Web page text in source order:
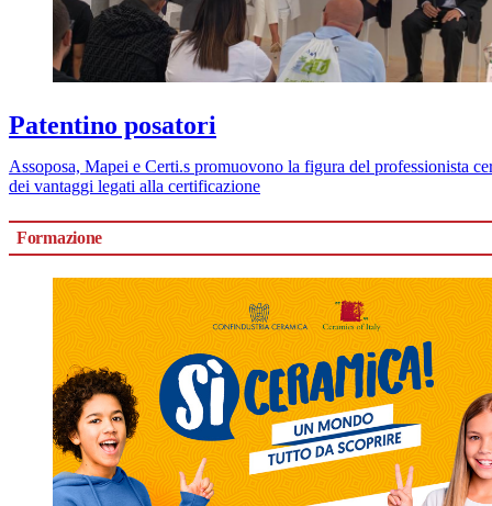
Patentino posatori
Assoposa, Mapei e Certi.s promuovono la figura del professionista
dei vantaggi legati alla certificazione
Formazione